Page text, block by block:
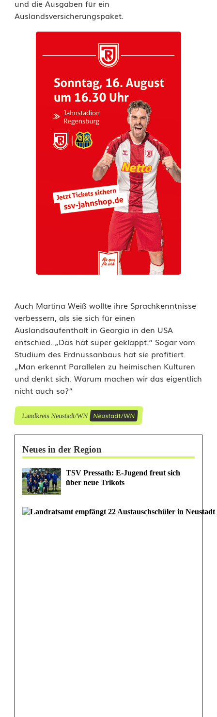
und die Ausgaben für ein
Auslandsversicherungspaket.
Auch Martina Weiß wollte ihre Sprachkenntnisse
verbessern, als sie sich für einen
Auslandsaufenthalt in Georgia in den USA
entschied. „Das hat super geklappt.“ Sogar vom
Studium des Erdnussanbaus hat sie profitiert.
„Man erkennt Parallelen zu heimischen Kulturen
und denkt sich: Warum machen wir das eigentlich
nicht auch so?“
Landkreis Neustadt/WN Neustadt/WN
Neues in der Region
TSV Pressath: E-Jugend freut sich
über neue Trikots